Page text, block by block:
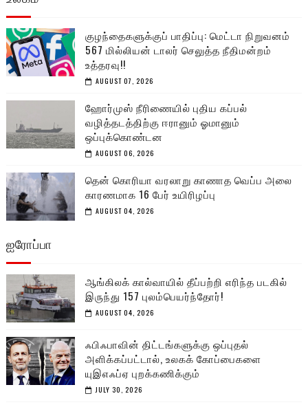
குழந்தைகளுக்குப் பாதிப்பு: மெட்டா நிறுவனம்
567 மில்லியன் டாலர் செலுத்த நீதிமன்றம்
உத்தரவு!!
AUGUST 07, 2026
ஹோர்முஸ் நீரிணையில் புதிய கப்பல்
வழித்தடத்திற்கு ஈரானும் ஓமானும்
ஒப்புக்கொண்டன
AUGUST 06, 2026
தென் கொரியா வரலாறு காணாத வெப்ப அலை
காரணமாக 16 பேர் உயிரிழப்பு
AUGUST 04, 2026
ஐரோப்பா
ஆங்கிலக் கால்வாயில் தீப்பற்றி எரிந்த படகில்
இருந்து 157 புலம்பெயர்ந்தோர்!
AUGUST 04, 2026
ஃபிஃபாவின் திட்டங்களுக்கு ஒப்புதல்
அளிக்கப்பட்டால், உலகக் கோப்பைகளை
யுஇஎஃப்ஏ புறக்கணிக்கும்
JULY 30, 2026